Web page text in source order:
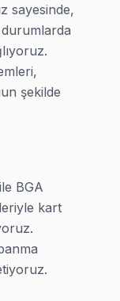
arıza
sorunlarını
oluşan
sayesinde,
şekilde
BGA
kart